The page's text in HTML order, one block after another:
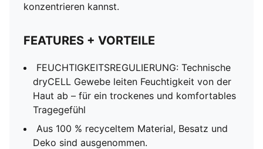
konzentrieren kannst.
FEATURES + VORTEILE
FEUCHTIGKEITSREGULIERUNG: Technische
dryCELL Gewebe leiten Feuchtigkeit von der
Haut ab – für ein trockenes und komfortables
Tragegefühl
Aus 100 % recyceltem Material, Besatz und
Deko sind ausgenommen.